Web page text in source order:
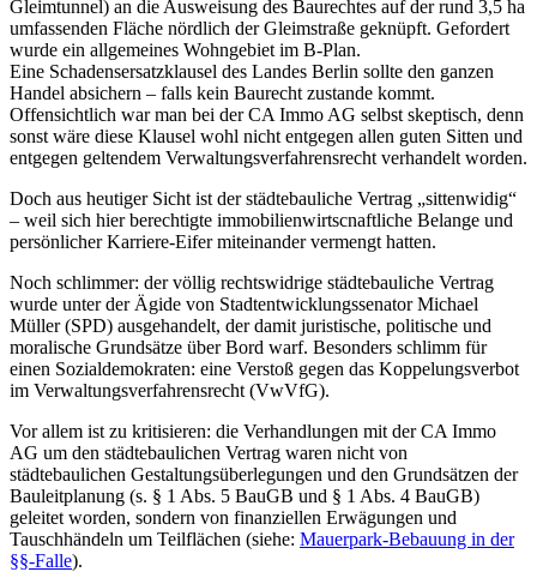
Gleimtunnel) an die Ausweisung des Baurechtes auf der rund 3,5 ha
umfassenden Fläche nördlich der Gleimstraße geknüpft. Gefordert
wurde ein allgemeines Wohngebiet im B-Plan.
Eine Schadensersatzklausel des Landes Berlin sollte den ganzen
Handel absichern – falls kein Baurecht zustande kommt.
Offensichtlich war man bei der CA Immo AG selbst skeptisch, denn
sonst wäre diese Klausel wohl nicht entgegen allen guten Sitten und
entgegen geltendem Verwaltungsverfahrensrecht verhandelt worden.
Doch aus heutiger Sicht ist der städtebauliche Vertrag „sittenwidig“
– weil sich hier berechtigte immobilienwirtscnaftliche Belange und
persönlicher Karriere-Eifer miteinander vermengt hatten.
Noch schlimmer: der völlig rechtswidrige städtebauliche Vertrag
wurde unter der Ägide von Stadtentwicklungssenator Michael
Müller (SPD) ausgehandelt, der damit juristische, politische und
moralische Grundsätze über Bord warf. Besonders schlimm für
einen Sozialdemokraten: eine Verstoß gegen das Koppelungsverbot
im Verwaltungsverfahrensrecht (VwVfG).
Vor allem ist zu kritisieren: die Verhandlungen mit der CA Immo
AG um den städtebaulichen Vertrag waren nicht von
städtebaulichen Gestaltungsüberlegungen und den Grundsätzen der
Bauleitplanung (s. § 1 Abs. 5 BauGB und § 1 Abs. 4 BauGB)
geleitet worden, sondern von finanziellen Erwägungen und
Tauschhändeln um Teilflächen (siehe: Mauerpark-Bebauung in der
§§-Falle).